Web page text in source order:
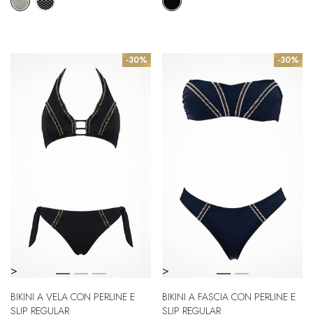
-30%
>
BIKINI A VELA CON PERLINE E
SLIP REGULAR
-30%
>
BIKINI A FASCIA CON PERLINE E
SLIP REGULAR